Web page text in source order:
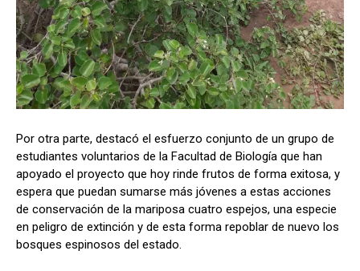
Por otra parte, destacó el esfuerzo conjunto de un grupo de
estudiantes voluntarios de la Facultad de Biología que han
apoyado el proyecto que hoy rinde frutos de forma exitosa, y
espera que puedan sumarse más jóvenes a estas acciones
de conservación de la mariposa cuatro espejos, una especie
en peligro de extinción y de esta forma repoblar de nuevo los
bosques espinosos del estado.